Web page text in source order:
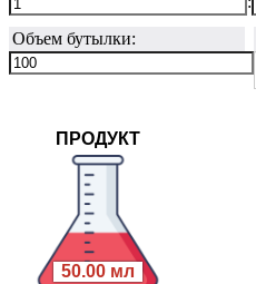
Объем бутылки:
ПРОДУКТ
50.00 мл